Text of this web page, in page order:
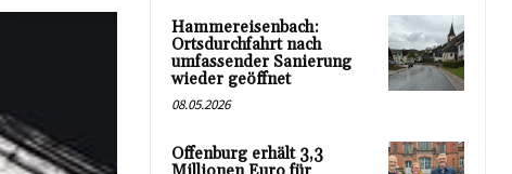
Hammereisenbach:
Ortsdurchfahrt nach
umfassender Sanierung
wieder geöffnet
08.05.2026
Offenburg erhält 3,3